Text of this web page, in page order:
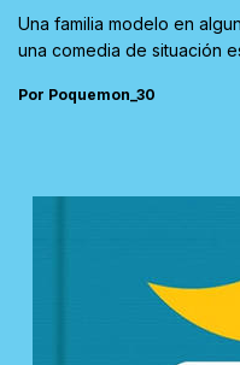
Una familia modelo en
una comedia de situación
Por Poquemon_30